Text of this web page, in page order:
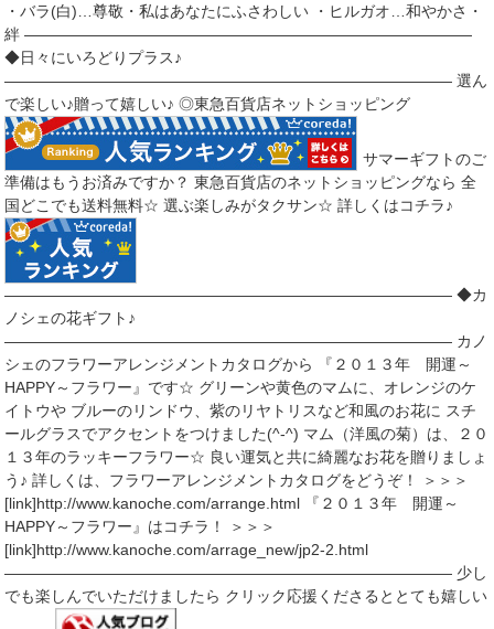
・バラ(白)…尊敬・私はあなたにふさわしい ・ヒルガオ…和やかさ・
絆 ―――――――――――――――――――――――――――――
◆日々にいろどりプラス♪
――――――――――――――――――――――――――――― 選ん
で楽しい♪贈って嬉しい♪ ◎東急百貨店ネットショッピング
サマーギフトのご
準備はもうお済みですか？ 東急百貨店のネットショッピングなら 全
国どこでも送料無料☆ 選ぶ楽しみがタクサン☆ 詳しくはコチラ♪
――――――――――――――――――――――――――――― ◆カ
ノシェの花ギフト♪
――――――――――――――――――――――――――――― カノ
シェのフラワーアレンジメントカタログから 『２０１３年 開運～
HAPPY～フラワー』です☆ グリーンや黄色のマムに、オレンジのケ
イトウや ブルーのリンドウ、紫のリヤトリスなど和風のお花に スチ
ールグラスでアクセントをつけました(^-^) マム（洋風の菊）は、２０
１３年のラッキーフラワー☆ 良い運気と共に綺麗なお花を贈りましょ
う♪ 詳しくは、フラワーアレンジメントカタログをどうぞ！ ＞＞＞
[link]http://www.kanoche.com/arrange.html 『２０１３年 開運～
HAPPY～フラワー』はコチラ！ ＞＞＞
[link]http://www.kanoche.com/arrage_new/jp2-2.html
――――――――――――――――――――――――――――― 少し
でも楽しんでいただけましたら クリック応援くださるととても嬉しい